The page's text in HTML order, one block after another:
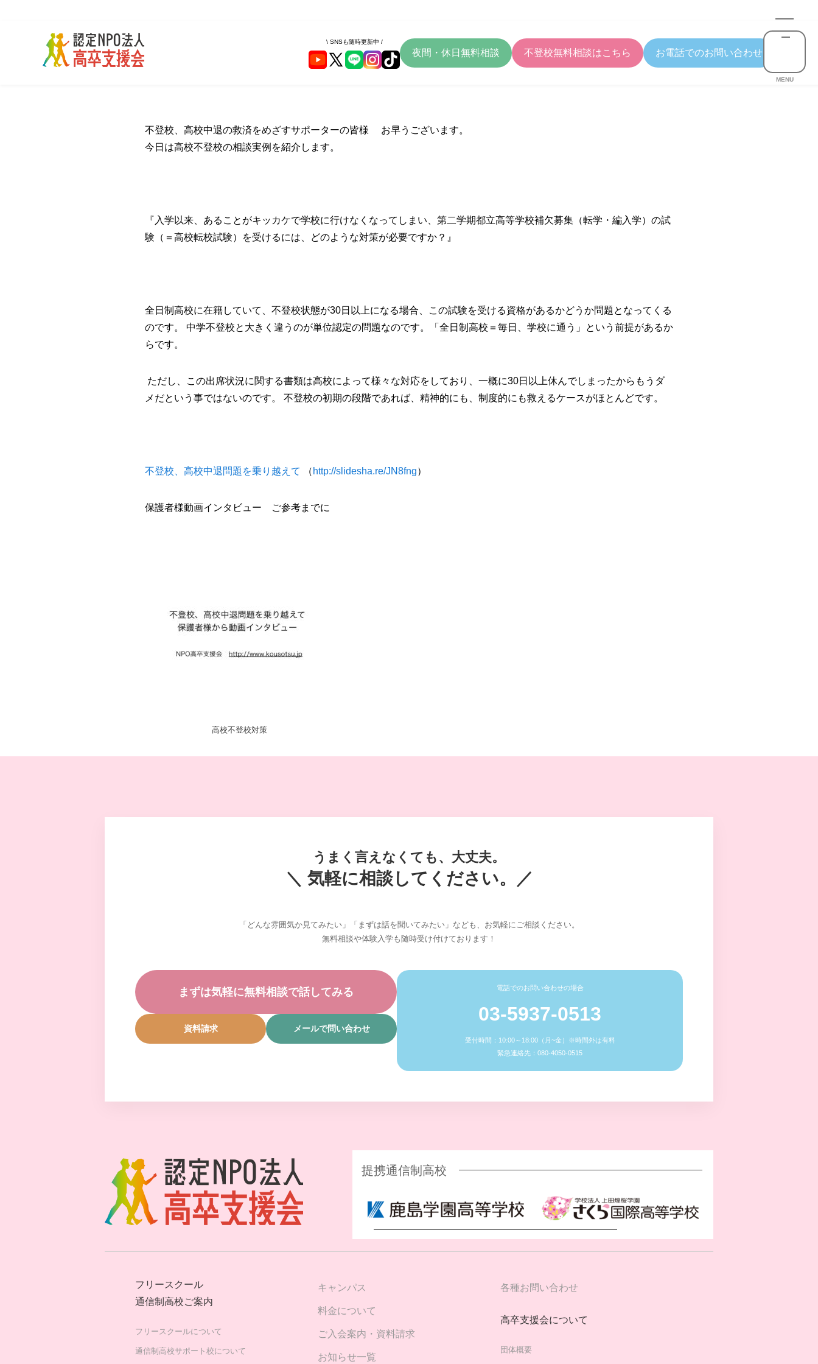
\ SNSも随時更新中 /
夜間・休日無料相談 不登校無料相談はこちら お電話でのお問い合わせ
MENU
不登校、高校中退の救済をめざすサポーターの皆様 お早うございます。
今日は高校不登校の相談実例を紹介します。
『入学以来、あることがキッカケで学校に行けなくなってしまい、第二学期都立高等学校補欠募集（転学・編入学）の試
験（＝高校転校試験）を受けるには、どのような対策が必要ですか？』
全日制高校に在籍していて、不登校状態が30日以上になる場合、この試験を受ける資格があるかどうか問題となってくる
のです。 中学不登校と大きく違うのが単位認定の問題なのです。「全日制高校＝毎日、学校に通う」という前提があるか
らです。
ただし、この出席状況に関する書類は高校によって様々な対応をしており、一概に30日以上休んでしまったからもうダ
メだという事ではないのです。 不登校の初期の段階であれば、精神的にも、制度的にも救えるケースがほとんどです。
不登校、高校中退問題を乗り越えて （ http://slidesha.re/JN8fng）
保護者様動画インタビュー ご参考までに
高校不登校対策
うまく言えなくても、大丈夫。
＼ 気軽に相談してください。／
「どんな雰囲気か見てみたい」「まずは話を聞いてみたい」なども、お気軽にご相談ください。
無料相談や体験入学も随時受け付けております！
まずは気軽に無料相談で話してみる
資料請求 メールで問い合わせ
電話でのお問い合わせの場合
03-5937-0513
受付時間：10:00～18:00（月~金）※時間外は有料
緊急連絡先：080-4050-0515
提携通信制高校
フリースクール
通信制高校ご案内
フリースクールについて
通信制高校サポート校について
キャンパス
料金について
ご入会案内・資料請求
お知らせ一覧
各種お問い合わせ
高卒支援会について
団体概要